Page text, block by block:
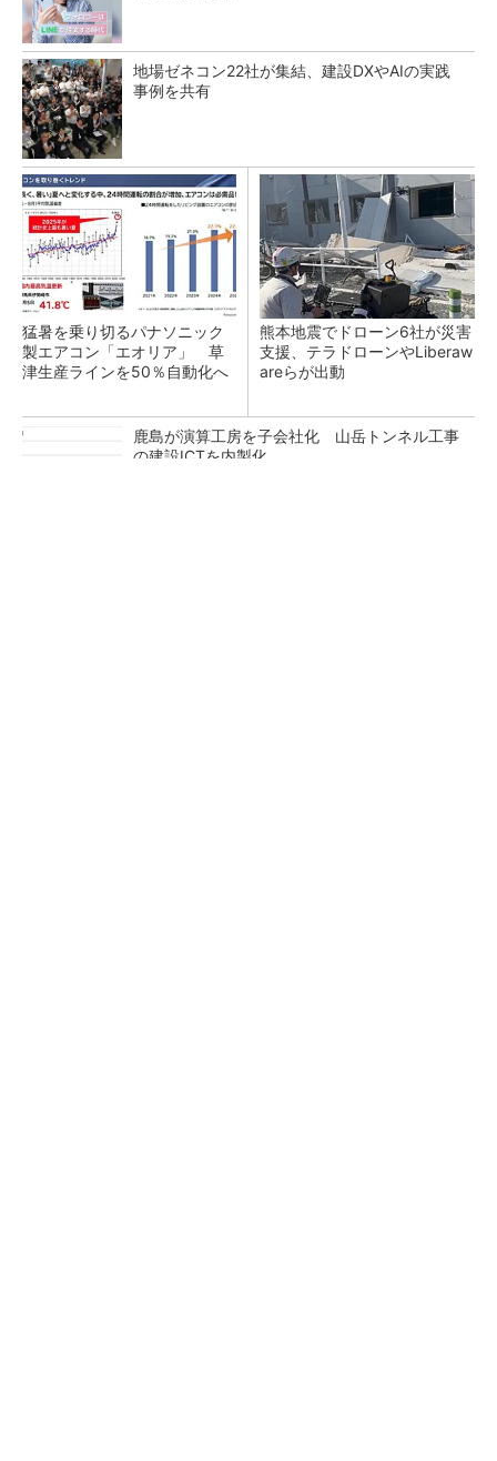
地場ゼネコン22社が集結、建設DXやAIの実践
事例を共有
猛暑を乗り切るパナソニック
製エアコン「エオリア」 草
津生産ラインを50％自動化へ
熊本地震でドローン6社が災害
支援、テラドローンやLiberaw
areらが出動
鹿島が演算工房を子会社化 山岳トンネル工事
の建設ICTを内製化